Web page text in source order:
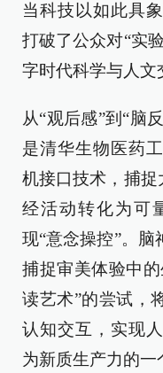
当科技以如此具
打破了公众对“实
字时代科学与人文
从“观后感”到“脑
是清华生物医药
机接口技术，捕捉
经活动转化为可
现“意念操控”。脑
捕捉审美体验中
读艺术”的尝试，
认知交互，实现
为新质生产力的一